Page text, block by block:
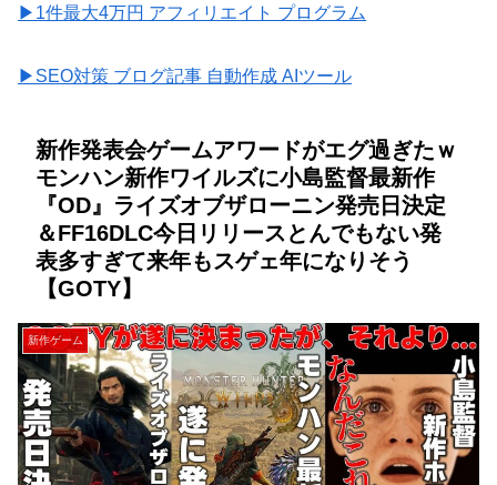
▶1件最大4万円 アフィリエイト プログラム
▶SEO対策 ブログ記事 自動作成 AIツール
新作発表会ゲームアワードがエグ過ぎたｗ
モンハン新作ワイルズに小島監督最新作
『OD』ライズオブザローニン発売日決定
＆FF16DLC今日リリースとんでもない発
表多すぎて来年もスゲェ年になりそう
【GOTY】
新作ゲーム